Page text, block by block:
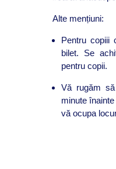
Alte mențiuni:
Pentru copiii
bilet. Se
pentru copii.
Vă rugăm
minute
vă ocupa